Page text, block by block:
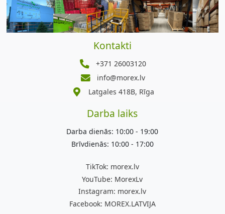
Kontakti
+371 26003120
info@morex.lv
Latgales 418B, Rīga
Darba laiks
Darba dienās: 10:00 - 19:00
Brīvdienās: 10:00 - 17:00
TikTok: morex.lv
YouTube: MorexLv
Instagram: morex.lv
Facebook: MOREX.LATVIJA